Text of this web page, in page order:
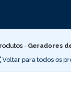
- Geradores
Voltar para todos os